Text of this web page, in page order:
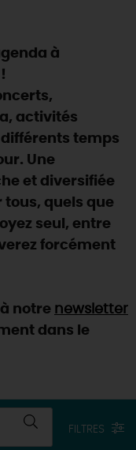
la Faïencerie de
Baludik
🎉
en 2026
au fil de l'eau"
à
activités
temps
Une
et diversifiée
quels que
seul, entre
forcément
notre newsletter
dans le
FILTRES